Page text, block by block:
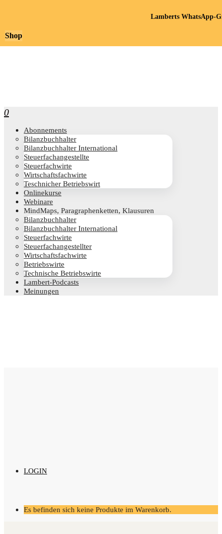
0
Abon­ne­ments
Bilanz­buch­hal­ter
Bilanz­buch­hal­ter International
Steu­er­fach­an­ge­stell­te
Steu­er­fach­wir­te
Wirt­schafts­fach­wir­te
Teschni­cher Betriebswirt
Online­kur­se
Web­i­na­re
Mind­Maps, Para­gra­phen­ket­ten, Klausuren
Bilanz­buch­hal­ter
Bilanz­buch­hal­ter International
Steu­er­fach­wir­te
Steu­er­fach­an­ge­stell­ter
Wirt­schafts­fach­wir­te
Betriebs­wir­te
Tech­ni­sche Betriebswirte
Lam­­bert-Pod­­casts
Mei­nun­gen
LOGIN
Es befinden sich keine Produkte im Warenkorb.
Shop
Lamberts WhatsApp-